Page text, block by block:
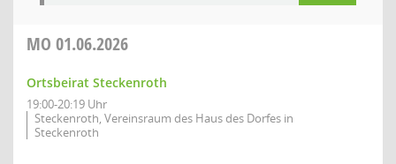
MO 01.06.2026
Ortsbeirat Steckenroth
19:00-20:19 Uhr
Steckenroth, Vereinsraum des Haus des Dorfes in
Steckenroth